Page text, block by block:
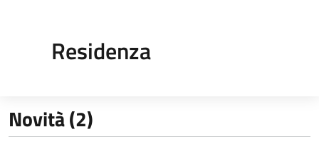
Residenza
Novità (2)